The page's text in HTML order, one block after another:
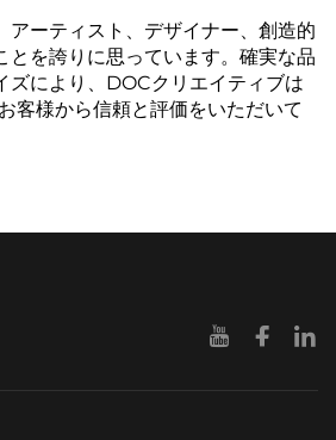
アーティスト、デザイナー、創造的
とを誇りに思っています。確実な品
ズにより、DOCクリエイティブは
客様から信頼と評価をいただいて